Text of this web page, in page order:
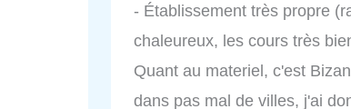
- Établissement très propre
chaleureux, les cours très
Quant au materiel, c'est
dans pas mal de villes, j'ai